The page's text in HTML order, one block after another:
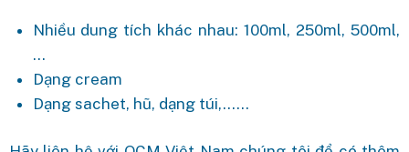
Nhiều dung tích khác nhau: 100ml, 250ml, 500ml,
…
Dạng cream
Dạng sachet, hũ, dạng túi,……